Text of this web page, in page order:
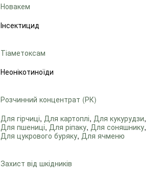
Новакем
Інсектицид
Тіаметоксам
Неонікотиноїди
Розчинний концентрат (РК)
Для гірчиці, Для картоплі, Для кукурудзи,
Для пшениці, Для ріпаку, Для соняшнику,
Для цукрового буряку, Для ячменю
Захист від шкідників